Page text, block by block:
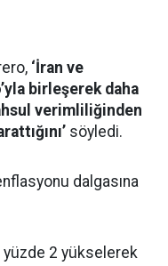
‘İran ve
birleşerek daha
verimliliğinden
söyledi.
dalgasına
yüzde 2 yükselerek